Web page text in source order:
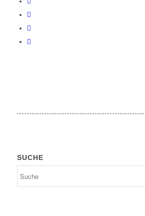
SUCHE